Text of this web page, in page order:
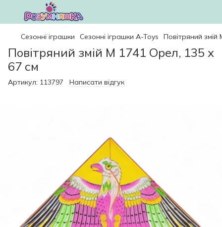
Сезонні іграшки Сезонні іграшки A-Toys Повітряний змій
Повітряний змій M 1741 Орел, 135 х
67 см
Артикул: 113797 Написати відгук